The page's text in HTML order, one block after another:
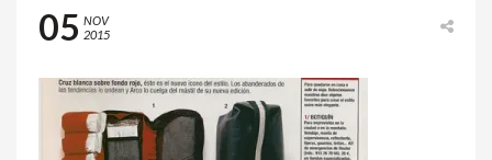
05 NOV
2015